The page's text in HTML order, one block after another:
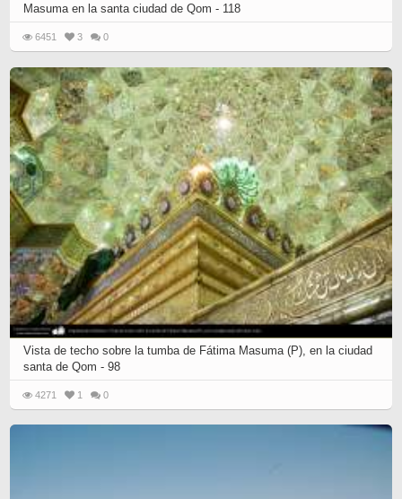
Masuma en la santa ciudad de Qom - 118
6451 3 0
Vista de techo sobre la tumba de Fátima Masuma (P), en la ciudad
santa de Qom - 98
4271 1 0